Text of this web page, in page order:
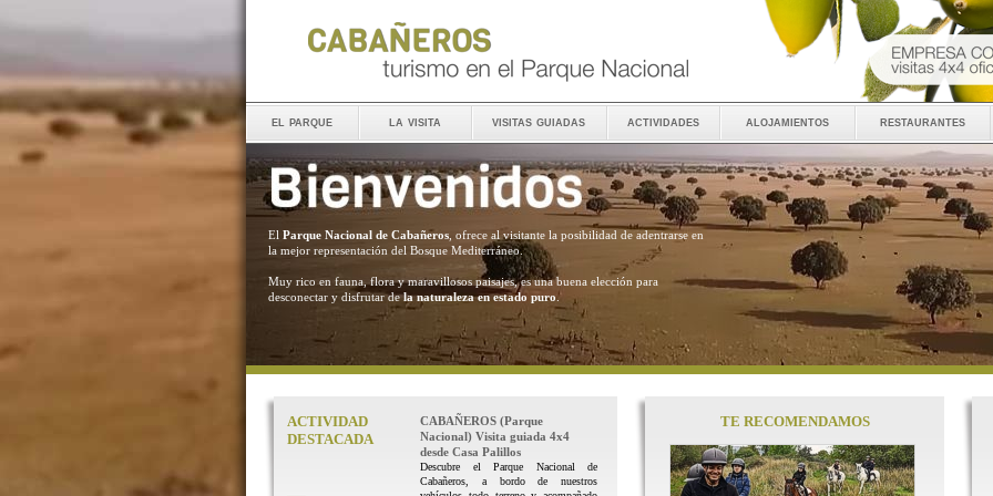
el parque la visita visitas guiadas actividades alojamientos restaurantes
El Parque Nacional de Cabañeros , ofrece al visitante la posibilidad de adentrarse en
la mejor representación del Bosque Mediterráneo.
Muy rico en fauna, flora y maravillosos paisajes, es una buena elección para
desconectar y disfrutar dela naturaleza en estado puro .
ACTIVIDAD
DESTACADA
CABAÑEROS (Parque
Nacional) Visita guiada 4x4
desde Casa Palillos
Descubre el Parque Nacional de
Cabañeros, a bordo de nuestros
TE RECOMENDAMOS